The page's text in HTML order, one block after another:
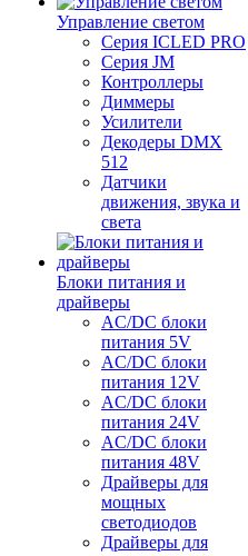
Управление светом
Серия ICLED PRO
Серия JM
Контроллеры
Диммеры
Усилители
Декодеры DMX
512
Датчики
движения, звука и
света
Блоки питания и
драйверы
AC/DC блоки
питания 5V
AC/DC блоки
питания 12V
AC/DC блоки
питания 24V
AC/DC блоки
питания 48V
Драйверы для
мощных
светодиодов
Драйверы для